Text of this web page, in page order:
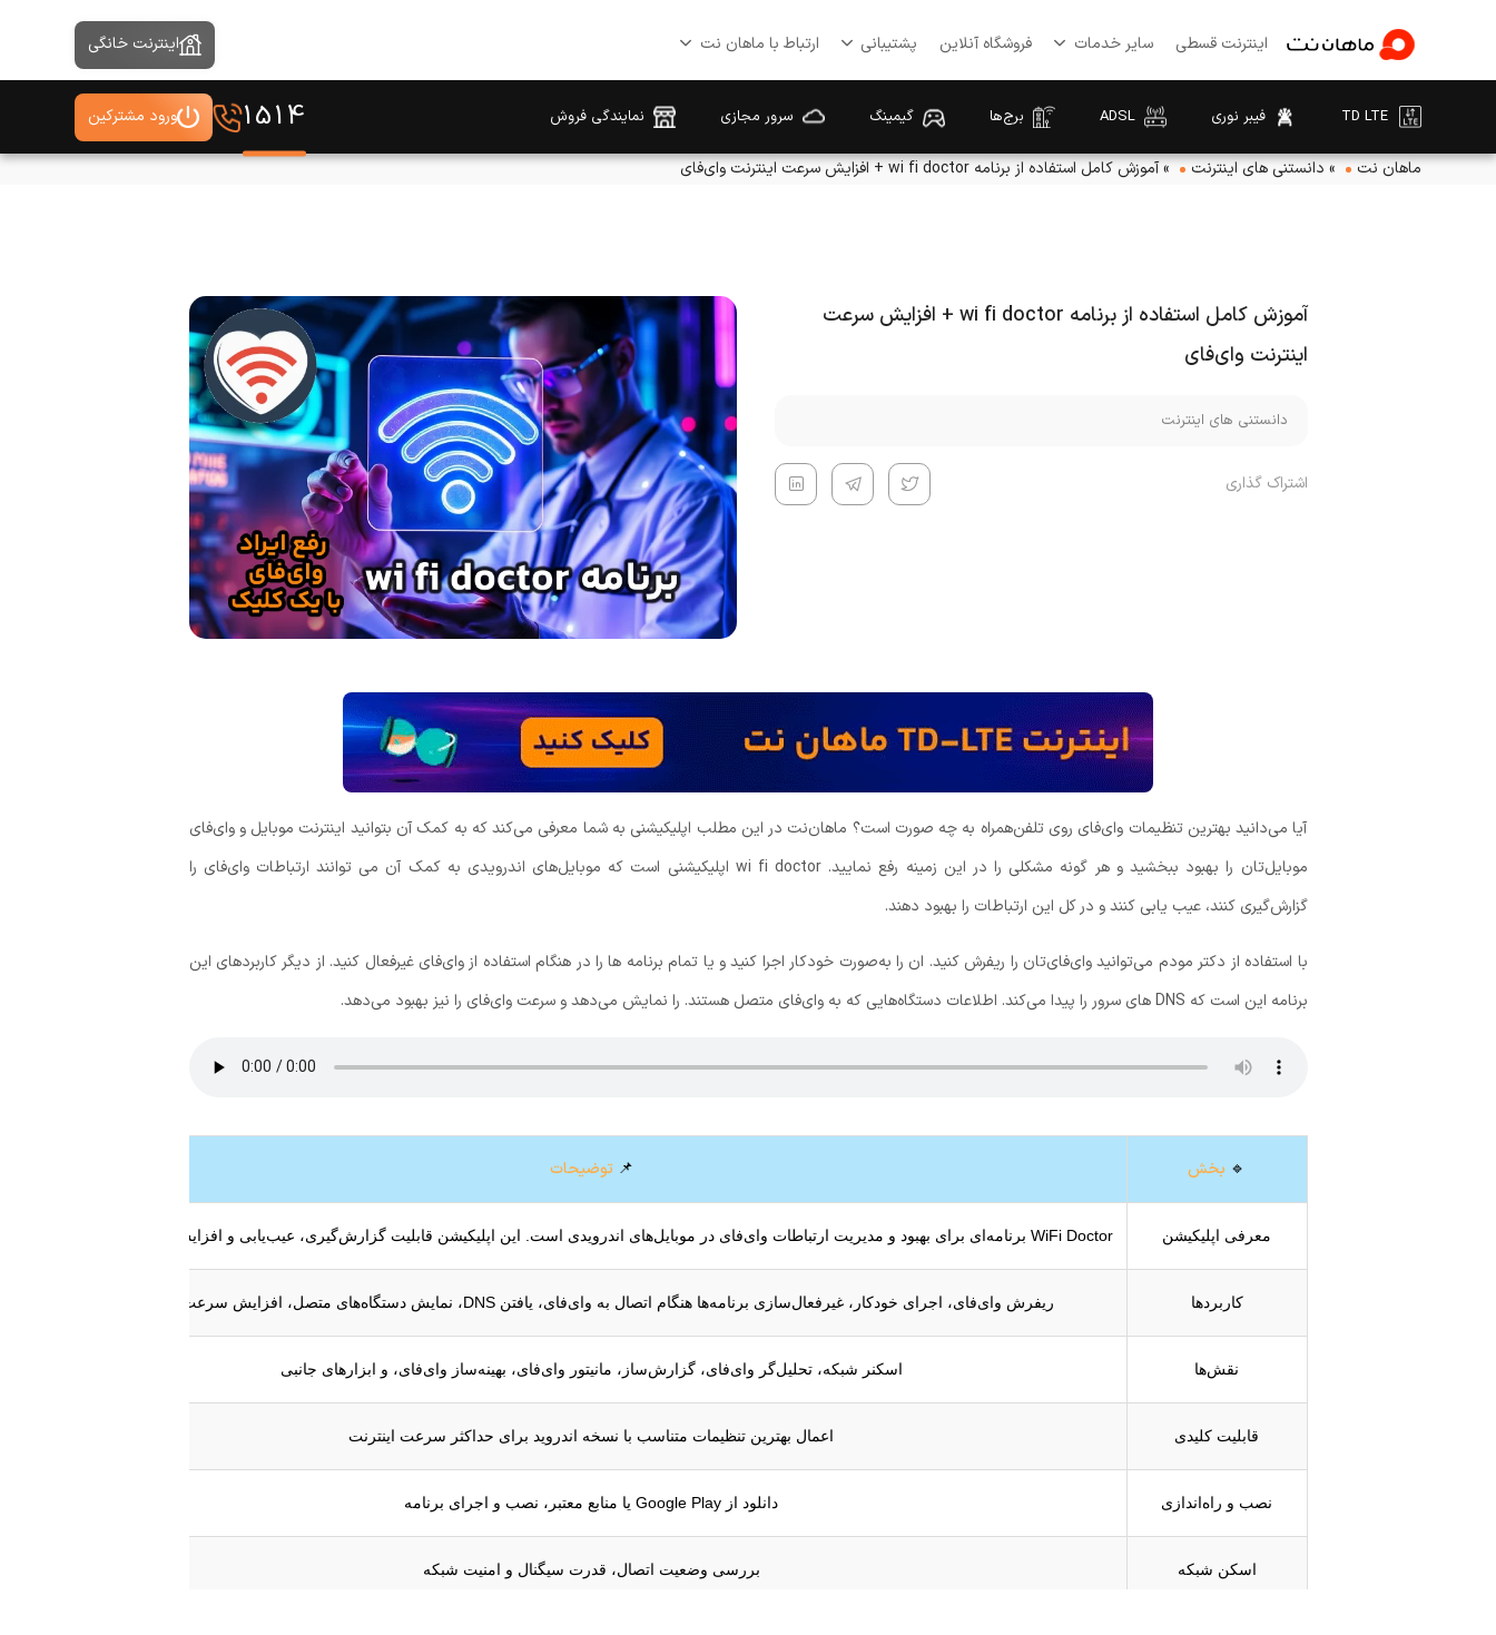
اینترنت قسطی سایر خدمات فروشگاه آنلاین پشتیبانی ارتباط با ماهان نت اینترنت خانگی
TD LTE فیبر نوری ADSL برج‌ها گیمینگ سرور مجازی نمایندگی فروش 1514 ورود مشترکین
ماهان نت » دانستنی های اینترنت »آموزش کامل استفاده از برنامه wi fi doctor + افزایش سرعت اینترنت وای‌فای
آموزش کامل استفاده از برنامه wi fi doctor + افزایش سرعت
اینترنت وای‌فای
دانستنی های اینترنت
اشتراک گذاری
آیا می‌دانید بهترین تنظیمات وای‌فای روی تلفن‌همراه به چه صورت است؟ ماهان‌نت در این مطلب اپلیکیشنی به شما معرفی می‌کند که به کمک آن بتوانید اینترنت موبایل و وای‌فای
موبایل‌تان را بهبود ببخشید و هر گونه مشکلی را در این زمینه رفع نمایید. wi fi doctor اپلیکیشنی است که موبایل‌های اندرویدی به کمک آن می توانند ارتباطات وای‌فای را
گزارش‌گیری کنند، عیب یابی کنند و در کل این ارتباطات را بهبود دهند.
با استفاده از دکتر مودم می‌توانید وای‌فای‌تان را ریفرش کنید. ان را به‌صورت خودکار اجرا کنید و یا تمام برنامه ها را در هنگام استفاده از وای‌فای غیرفعال کنید. از دیگر کاربردهای این
برنامه این است که DNS های سرور را پیدا می‌کند. اطلاعات دستگاه‌هایی که به وای‌فای متصل هستند. را نمایش می‌دهد و سرعت وای‌فای را نیز بهبود می‌دهد.
🔹 بخش 📌توضیحات
معرفی اپلیکیشن WiFi Doctor برنامه‌ای برای بهبود و مدیریت ارتباطات وای‌فای در موبایل‌های اندرویدی است. این اپلیکیشن قابلیت گزارش‌گیری، عیب‌یابی و افزایش سرعت را دارد.
کاربردها ریفرش وای‌فای، اجرای خودکار، غیرفعال‌سازی برنامه‌ها هنگام اتصال به وای‌فای، یافتن DNS، نمایش دستگاه‌های متصل، افزایش سرعت وای‌فای
نقش‌ها اسکنر شبکه، تحلیل‌گر وای‌فای، گزارش‌ساز، مانیتور وای‌فای، بهینه‌ساز وای‌فای، و ابزارهای جانبی
قابلیت کلیدی اعمال بهترین تنظیمات متناسب با نسخه اندروید برای حداکثر سرعت اینترنت
نصب و راه‌اندازی دانلود از Google Play یا منابع معتبر، نصب و اجرای برنامه
اسکن شبکه بررسی وضعیت اتصال، قدرت سیگنال و امنیت شبکه